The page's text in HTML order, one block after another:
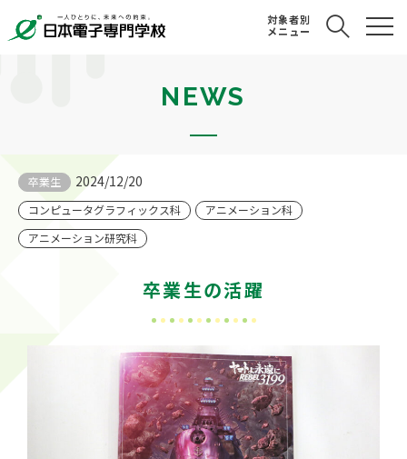
対象者別
メニュー
NEWS
卒業生 2024/12/20
コンピュータグラフィックス科
アニメーション科
アニメーション研究科
卒業生の活躍